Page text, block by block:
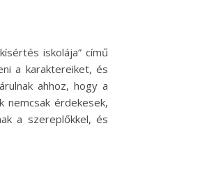
iskolája” című
a karaktereiket, és
ahhoz, hogy a
nemcsak érdekesek,
a szereplőkkel, és